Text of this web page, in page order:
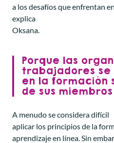
a los desafíos que enfrentan
explica
Oksana.
Porque las
trabajadores
en la formación
de sus miembros
A menudo se considera difícil
aplicar los principios de la
aprendizaje en línea. Sin